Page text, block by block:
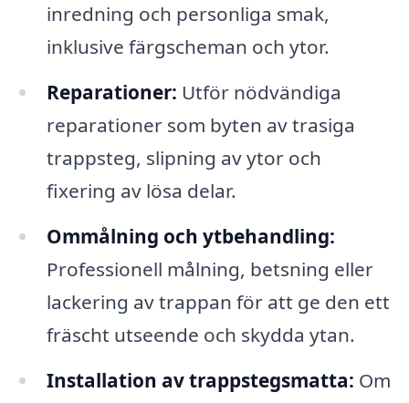
inredning och personliga smak,
inklusive färgscheman och ytor.
Reparationer: Utför nödvändiga
reparationer som byten av trasiga
trappsteg, slipning av ytor och
fixering av lösa delar.
Ommålning och ytbehandling:
Professionell målning, betsning eller
lackering av trappan för att ge den ett
fräscht utseende och skydda ytan.
Installation av trappstegsmatta: Om